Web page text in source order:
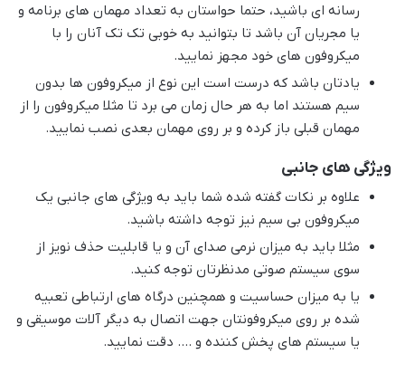
رسانه ای باشید، حتما حواستان به تعداد مهمان های برنامه و
یا مجریان آن باشد تا بتوانید به خوبی تک تک آنان را با
میکروفون های خود مجهز نمایید.
یادتان باشد که درست است این نوع از میکروفون ها بدون
سیم هستند اما به هر حال زمان می برد تا مثلا میکروفون را از
مهمان قبلی باز کرده و بر روی مهمان بعدی نصب نمایید.
ویژگی های جانبی
علاوه بر نکات گفته شده شما باید به ویژگی های جانبی یک
میکروفون بی سیم نیز توجه داشته باشید.
مثلا باید به میزان نرمی صدای آن و یا قابلیت حذف نویز از
سوی سیستم صوتی مدنظرتان توجه کنید.
یا به میزان حساسیت و همچنین درگاه های ارتباطی تعبیه
شده بر روی میکروفونتان جهت اتصال به دیگر آلات موسیقی و
یا سیستم های پخش کننده و …. دقت نمایید.